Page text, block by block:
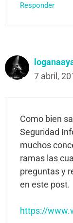
Responder
7 abril,
Como bien
Seguridad
muchos
ramas las
preguntas y
en este post.
https://